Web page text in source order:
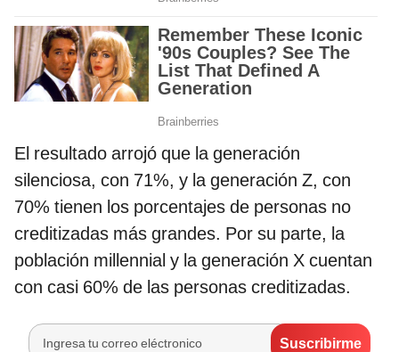
El resultado arrojó que la generación
silenciosa, con 71%, y la generación Z, con
70% tienen los porcentajes de personas no
creditizadas más grandes. Por su parte, la
población millennial y la generación X cuentan
con casi 60% de las personas creditizadas.